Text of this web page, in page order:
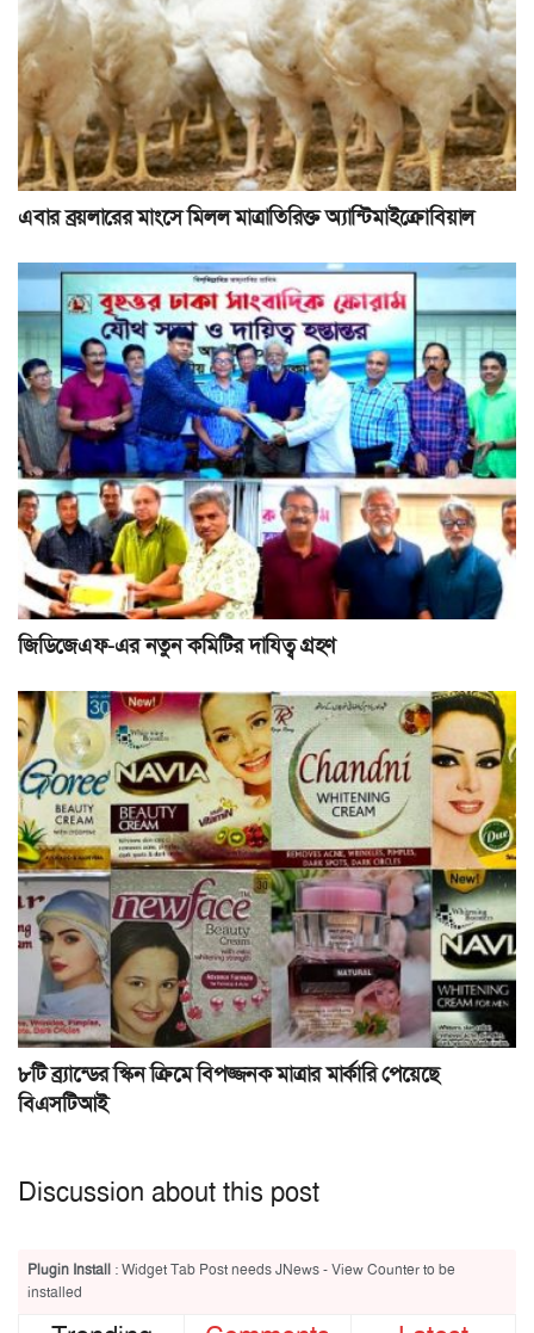
এবার ব্রয়লারের মাংসে মিলল মাত্রাতিরিক্ত অ্যান্টিমাইক্রোবিয়াল
জিডিজেএফ-এর নতুন কমিটির দাযিত্ব গ্রহণ
৮টি ব্র্যান্ডের স্কিন ক্রিমে বিপজ্জনক মাত্রার মার্কারি পেয়েছে
বিএসটিআই
Discussion about this post
Plugin Install : Widget Tab Post needs JNews - View Counter to be
installed